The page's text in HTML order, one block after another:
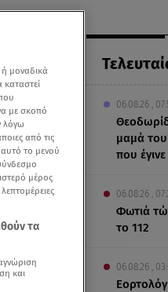
06.08.26 ,
μαμά
που
06.08.26 ,
Φωτιά
το 112
06.08.26 ,
μοναδικά
με σκοπό
λόγω
από τις
αυτό το μενού
μέρος
τα
και